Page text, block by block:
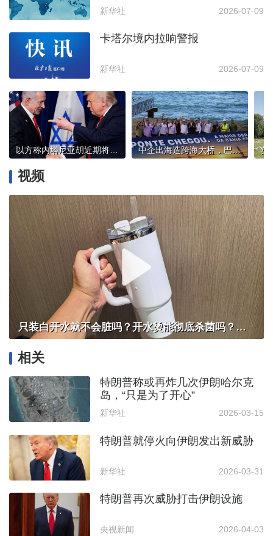
新华社 2026-07-09
卡塔尔境内拉响警报
新华社 2026-07-09
以方称内塔尼亚胡近期将与特朗普会面 中企出海造跨海大桥，巴西总统卢拉：造福当地民众
视频
只装白开水就不会脏吗？开水烫能彻底杀菌吗？感控专家详解“吸管杯”藏菌真相｜都视频·热观察
相关
特朗普称或再炸几次伊朗哈尔克
岛，“只是为了开心”
新华社 2026-03-15
特朗普就停火向伊朗发出新威胁
新华社 2026-03-31
特朗普再次威胁打击伊朗设施
央视新闻 2026-04-03